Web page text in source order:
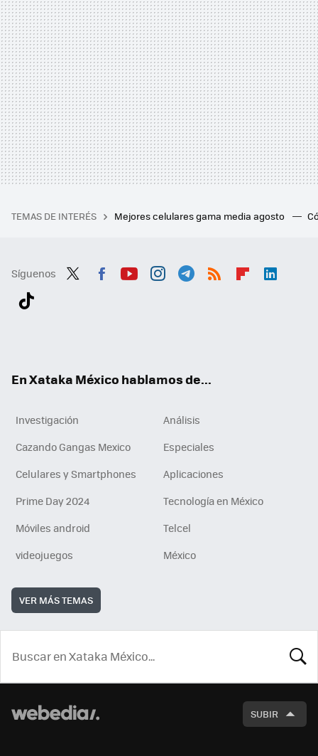
TEMAS DE INTERÉS Mejores celulares gama media agosto
Síguenos
En Xataka México hablamos de...
Investigación
Análisis
Cazando Gangas Mexico
Especiales
Celulares y Smartphones
Aplicaciones
Prime Day 2024
Tecnología en México
Móviles android
Telcel
videojuegos
México
VER MÁS TEMAS
SUBIR